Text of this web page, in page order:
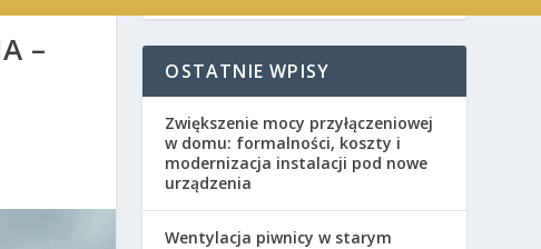
–
OSTATNIE WPISY
Zwiększenie mocy przyłączeniowej
w domu: formalności, koszty i
modernizacja instalacji pod nowe
urządzenia
Wentylacja piwnicy w starym